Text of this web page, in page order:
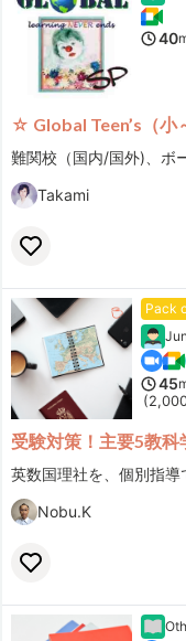
☆ Global Teen’s（小
40
Takami
受験対策！主要5教
Pack
45
Nobu.K